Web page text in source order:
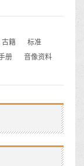
古籍
标准
册
音像资料